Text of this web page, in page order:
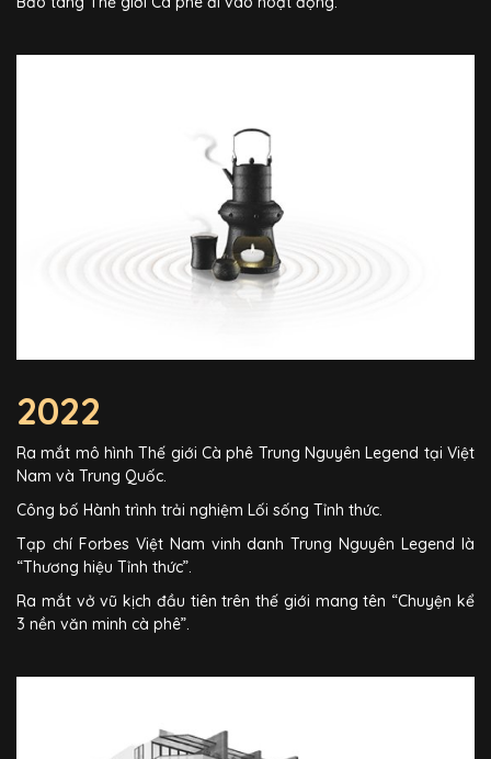
2022
Ra mắt mô hình Thế giới Cà phê Trung Nguyên Legend tại Việt
Nam và Trung Quốc.
Công bố Hành trình trải nghiệm Lối sống Tỉnh thức.
Tạp chí Forbes Việt Nam vinh danh Trung Nguyên Legend là
“Thương hiệu Tỉnh thức”.
Ra mắt vở vũ kịch đầu tiên trên thế giới mang tên “Chuyện kể
3 nền văn minh cà phê”.